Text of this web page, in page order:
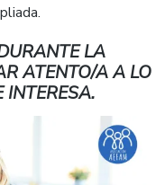
LA
ATENTO/A A LO
INTERESA.